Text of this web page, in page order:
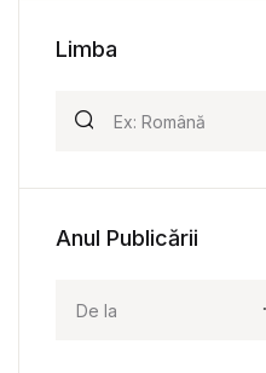
Limba
Anul Publicării